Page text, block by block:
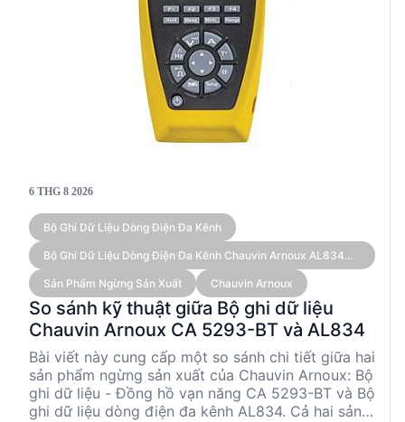
6 THG 8 2026
Bộ Ghi Dữ Liệu Dòng Điện Đa Kênh
Bộ Ghi Dữ Liệu Dòng Điện Đa Kênh Chauvin Arnoux AL834
Sản Phẩm Ngừng Sản Xuất
Chauvin Arnoux
So sánh kỹ thuật giữa Bộ ghi dữ liệu
Chauvin Arnoux CA 5293-BT và AL834
Bài viết này cung cấp một so sánh chi tiết giữa hai
sản phẩm ngừng sản xuất của Chauvin Arnoux: Bộ
ghi dữ liệu - Đồng hồ vạn năng CA 5293-BT và Bộ
ghi dữ liệu dòng điện đa kênh AL834. Cả hai sản